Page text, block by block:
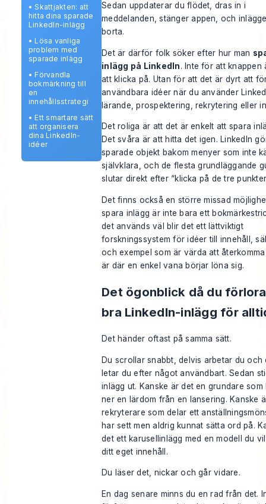
•Skattjakten: att
hitta dina sparade
LinkedIn-inlägg
• Lösa vanliga
problem med
sparade inlägg
• Förvandla
bokmärkning till
en
innehållsstrategi
• Ett smartare sätt
att organisera
dina LinkedIn-
idéer
Sedan uppdaterar du flödet, dras in i
meddelanden, stänger appen, och
borta.
Det är därför folk söker efter hur man
inlägg på LinkedIn. Inte för att knappen
att klicka på. Utan för att det är dyrt att
användbara idéer när du använder
lärande, prospektering, rekrytering eller
Det roliga är att det är enkelt att spara
Det svåra är att hitta det igen. LinkedIn
sparade objekt bakom menyer som inte
självklara, och de flesta grundläggande
slutar direkt efter “klicka på de tre
Det finns också en större missad
spara inlägg är inte bara ett
det används väl blir det ett lättviktigt
forskningssystem för idéer till innehåll,
och exempel som är värda att
är där en enkel vana börjar löna sig.
Det ögonblick då du
bra LinkedIn-inlägg för
Det händer oftast på samma sätt.
Du scrollar snabbt, delvis arbetar du och
letar du efter något användbart. Sedan
inlägg ut. Kanske är det en grundare som
ner en lärdom från en lansering. Kanske
rekryterare som delar ett
har sett men aldrig kunnat sätta ord på.
det ett karusellinlägg med en modell du
ditt eget innehåll.
Du läser det, nickar och går vidare.
En dag senare minns du en rad från det.